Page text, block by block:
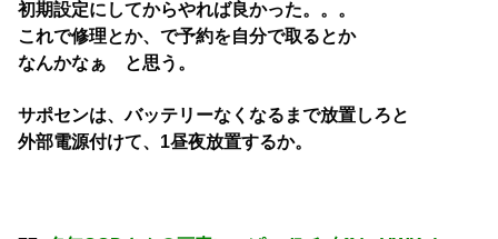
初期設定にしてからやれば良かった。。。
これで修理とか、で予約を自分で取るとか
なんかなぁ と思う。
サポセンは、バッテリーなくなるまで放置しろと
外部電源付けて、1昼夜放置するか。